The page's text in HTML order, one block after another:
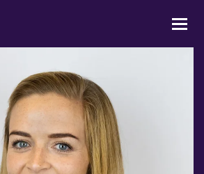
MIXPAKKER
BØRN & UNGE